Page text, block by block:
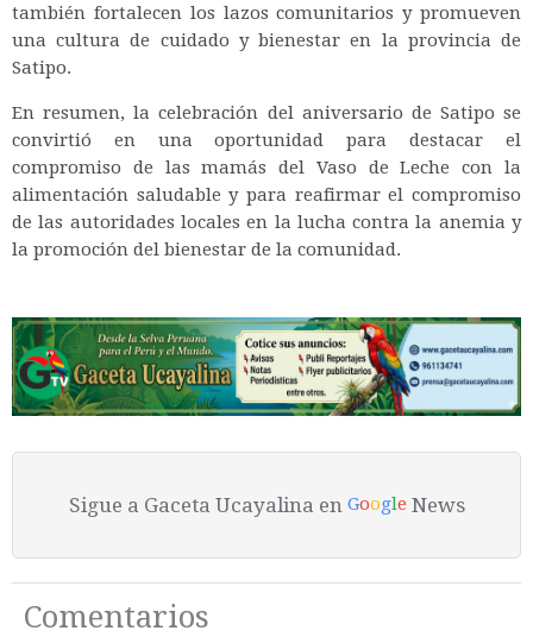
también fortalecen los lazos comunitarios y promueven
una cultura de cuidado y bienestar en la provincia de
Satipo.
En resumen, la celebración del aniversario de Satipo se
convirtió en una oportunidad para destacar el
compromiso de las mamás del Vaso de Leche con la
alimentación saludable y para reafirmar el compromiso
de las autoridades locales en la lucha contra la anemia y
la promoción del bienestar de la comunidad.
Sigue a Gaceta Ucayalina en Google News
Comentarios